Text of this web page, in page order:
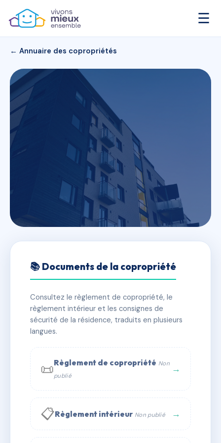
☰
← Annuaire des copropriétés
SDC *PERCHEPINTE (3)
✓ Immatriculée 🏠 24 lots 🏗 1 bâtiment(s)
📞 Contacter Syndic Digital
📚 Documents de la copropriété
Consultez le règlement de copropriété, le
règlement intérieur et les consignes de
sécurité de la résidence, traduits en plusieurs
langues.
📜Règlement de copropriété Non
publié
→
📋Règlement intérieur Non publié →